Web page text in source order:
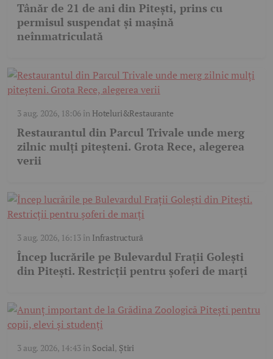
Tânăr de 21 de ani din Pitești, prins cu
permisul suspendat și mașină
neînmatriculată
3 aug. 2026, 18:06în Hoteluri&Restaurante
Restaurantul din Parcul Trivale unde merg
zilnic mulți piteșteni. Grota Rece, alegerea
verii
3 aug. 2026, 16:13în Infrastructură
Încep lucrările pe Bulevardul Frații Golești
din Pitești. Restricții pentru șoferi de marți
3 aug. 2026, 14:43în Social, Știri